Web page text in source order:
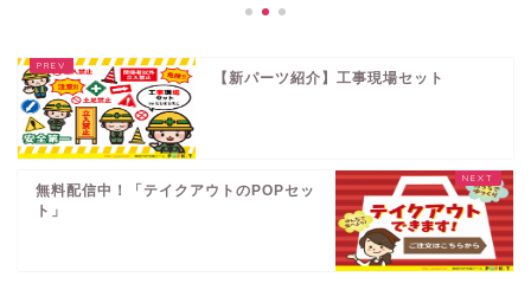
【新パーツ紹介】工事現場セット
無料配信中！「テイクアウトのPOPセッ
ト」